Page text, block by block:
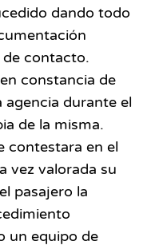
dando todo
de contacto.
constancia de
durante el
de la misma.
contestara en el
vez valorada su
pasajero la
un equipo de